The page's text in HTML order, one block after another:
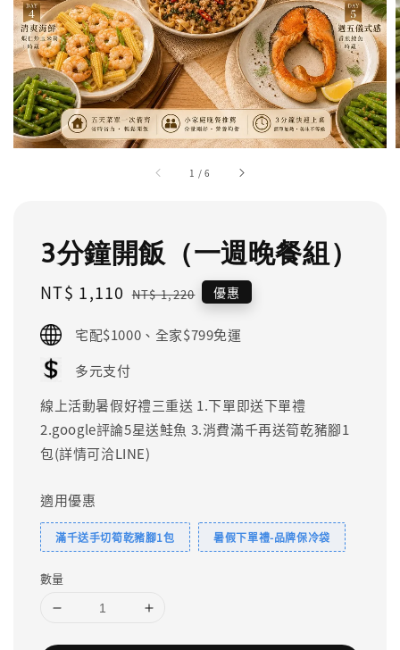
1 /6
3分鐘開飯（一週晚餐組）
Sale
NT$ 1,110 Regular
NT$ 1,220 優惠
宅配$1000、全家$799免運
多元支付
線上活動暑假好禮三重送 1.下單即送下單禮
2.google評論5星送鮭魚 3.消費滿千再送筍乾豬腳1
包(詳情可洽LINE)
適用優惠
滿千送手切筍乾豬腳1包 暑假下單禮-品牌保冷袋
數量